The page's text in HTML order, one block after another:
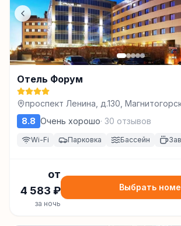
Отель Форум
проспект Ленина, д.130,
8.8 Очень хорошо· 30 отзывов
Wi-Fi Парковка Бассейн
от
4 583 ₽
за ночь
Выбрать